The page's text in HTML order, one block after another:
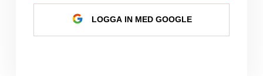
LOGGA IN MED GOOGLE